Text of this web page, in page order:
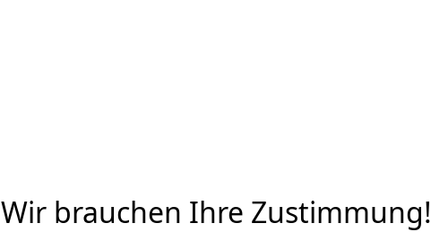
Wir brauchen Ihre Zustimmung!